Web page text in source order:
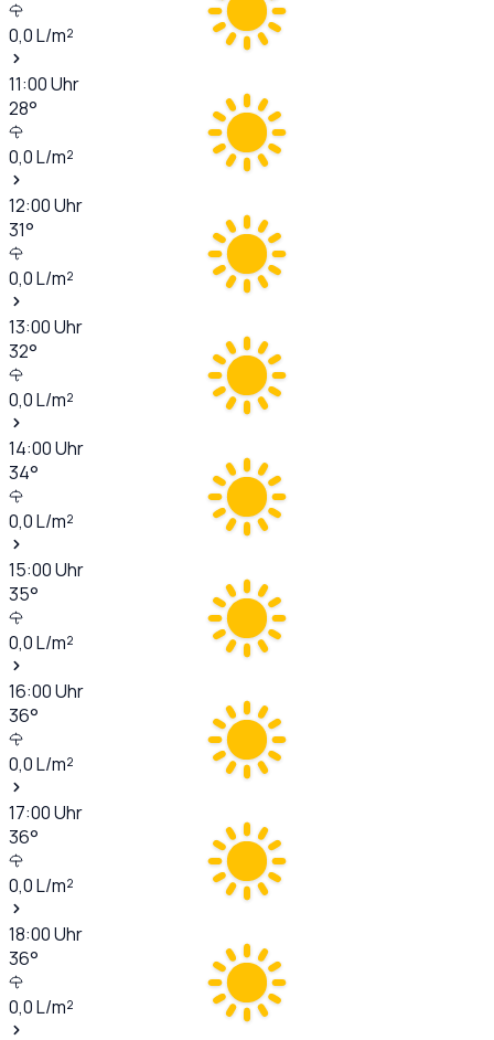
0,0L/m²
11:00Uhr
28°
0,0L/m²
12:00Uhr
31°
0,0L/m²
13:00Uhr
32°
0,0L/m²
14:00Uhr
34°
0,0L/m²
15:00Uhr
35°
0,0L/m²
16:00Uhr
36°
0,0L/m²
17:00Uhr
36°
0,0L/m²
18:00Uhr
36°
0,0L/m²